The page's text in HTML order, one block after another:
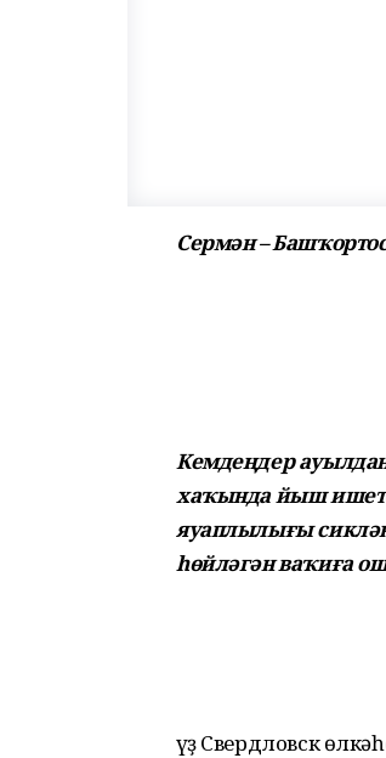
Сермән –
Кемдеңдер
хаҡында йыш
яуаплылығы
һөйләгән ваҡиға
Һүҙ Свердловск